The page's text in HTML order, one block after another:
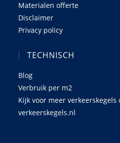
Materialen offerte
Disclaimer
Privacy policy
TECHNISCH
Blog
Verbruik per m2
Kijk voor meer verkeerskegels
verkeerskegels.nl